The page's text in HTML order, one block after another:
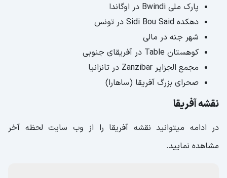
پارک ملی Bwindi در اوگاندا
دهکده Sidi Bou Said در تونس
شهر جنه در مالی
کوهستان Table در آفریقای جنوبی
مجمع الجزایر Zanzibar در تانزانیا
صحرای بزرگ آفریقا (ساهارا)
نقشه آفریقا
در ادامه میتوانید نقشه آفریقا را از وب سایت لحظه آخر
مشاهده نمایید.